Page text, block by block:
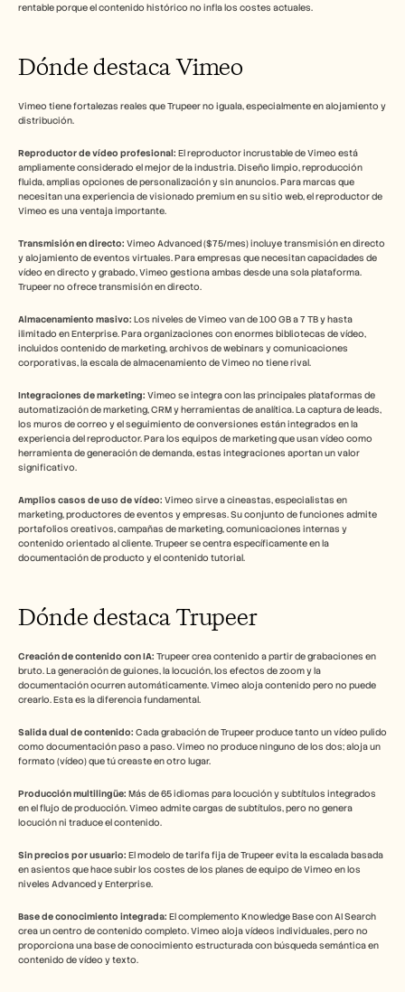
rentable porque el contenido histórico no infla los costes actuales.
Dónde destaca Vimeo
Vimeo tiene fortalezas reales que Trupeer no iguala, especialmente en alojamiento y
distribución.
Reproductor de vídeo profesional: El reproductor incrustable de Vimeo está
ampliamente considerado el mejor de la industria. Diseño limpio, reproducción
fluida, amplias opciones de personalización y sin anuncios. Para marcas que
necesitan una experiencia de visionado premium en su sitio web, el reproductor de
Vimeo es una ventaja importante.
Transmisión en directo: Vimeo Advanced ($75/mes) incluye transmisión en directo
y alojamiento de eventos virtuales. Para empresas que necesitan capacidades de
vídeo en directo y grabado, Vimeo gestiona ambas desde una sola plataforma.
Trupeer no ofrece transmisión en directo.
Almacenamiento masivo: Los niveles de Vimeo van de 100 GB a 7 TB y hasta
ilimitado en Enterprise. Para organizaciones con enormes bibliotecas de vídeo,
incluidos contenido de marketing, archivos de webinars y comunicaciones
corporativas, la escala de almacenamiento de Vimeo no tiene rival.
Integraciones de marketing: Vimeo se integra con las principales plataformas de
automatización de marketing, CRM y herramientas de analítica. La captura de leads,
los muros de correo y el seguimiento de conversiones están integrados en la
experiencia del reproductor. Para los equipos de marketing que usan vídeo como
herramienta de generación de demanda, estas integraciones aportan un valor
significativo.
Amplios casos de uso de vídeo: Vimeo sirve a cineastas, especialistas en
marketing, productores de eventos y empresas. Su conjunto de funciones admite
portafolios creativos, campañas de marketing, comunicaciones internas y
contenido orientado al cliente. Trupeer se centra específicamente en la
documentación de producto y el contenido tutorial.
Dónde destaca Trupeer
Creación de contenido con IA: Trupeer crea contenido a partir de grabaciones en
bruto. La generación de guiones, la locución, los efectos de zoom y la
documentación ocurren automáticamente. Vimeo aloja contenido pero no puede
crearlo. Esta es la diferencia fundamental.
Salida dual de contenido: Cada grabación de Trupeer produce tanto un vídeo pulido
como documentación paso a paso. Vimeo no produce ninguno de los dos; aloja un
formato (vídeo) que tú creaste en otro lugar.
Producción multilingüe: Más de 65 idiomas para locución y subtítulos integrados
en el flujo de producción. Vimeo admite cargas de subtítulos, pero no genera
locución ni traduce el contenido.
Sin precios por usuario: El modelo de tarifa fija de Trupeer evita la escalada basada
en asientos que hace subir los costes de los planes de equipo de Vimeo en los
niveles Advanced y Enterprise.
Base de conocimiento integrada: El complemento Knowledge Base con AI Search
crea un centro de contenido completo. Vimeo aloja vídeos individuales, pero no
proporciona una base de conocimiento estructurada con búsqueda semántica en
contenido de vídeo y texto.